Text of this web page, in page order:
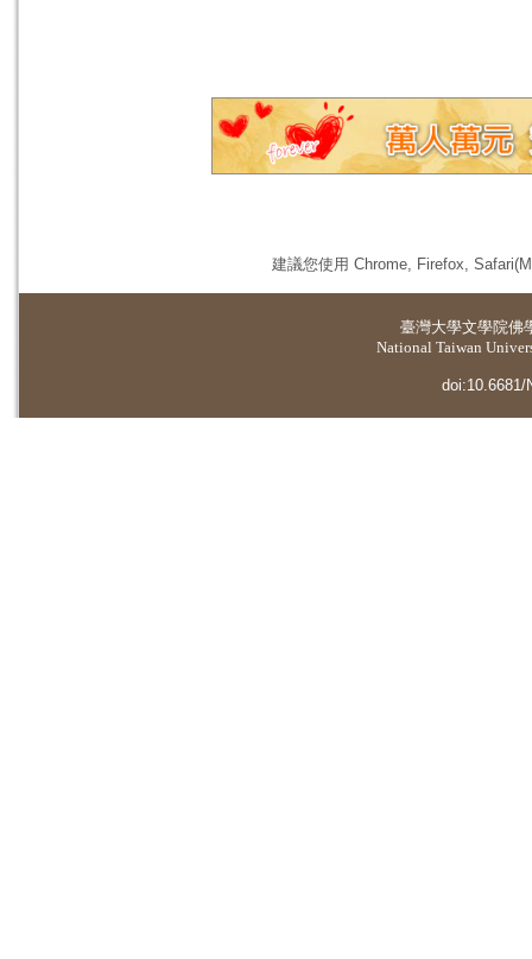
建議您使用 Chrome, Firefox,
臺灣大學文學院佛
National Taiwan
doi:10.6681/